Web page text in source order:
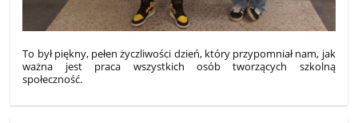
To był piękny, pełen życzliwości dzień, który przypomniał nam, jak
ważna jest praca wszystkich osób tworzących szkolną
społeczność.